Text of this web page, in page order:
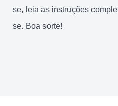
se, leia as instruções
se. Boa sorte!